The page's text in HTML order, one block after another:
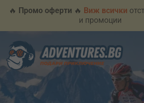
🔥 Промо оферти 🔥 Виж всички
и промоции